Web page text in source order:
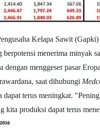
Kelapa Sawit
berpotensi menerima minyak
dengan menggeser pasar
saat dihubungi
dapat terus meningkat.
kita produksi dapat terus